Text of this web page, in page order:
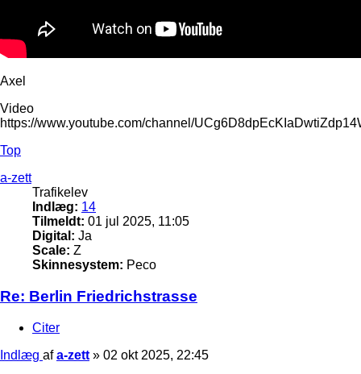
Axel
Video
https://www.youtube.com/channel/
Top
a-zett
Trafikelev
Indlæg: 14
Tilmeldt: 01 jul 2025, 11:05
Digital: Ja
Scale: Z
Skinnesystem: Peco
Re: Berlin Friedrichstrasse
Citer
Indlæg afa-zett » 02 okt 2025, 22:45